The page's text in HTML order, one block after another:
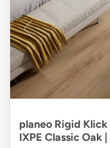
planeo Rigid
IXPE Classic